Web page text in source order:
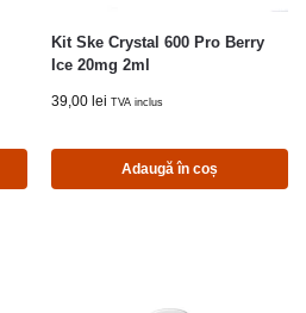
Kit Ske Crystal 600 Pro Berry
Ice 20mg 2ml
39,00 lei TVA inclus
Adaugă în coș